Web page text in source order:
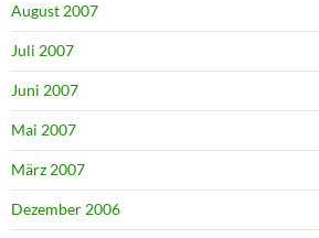
August 2007
Juli 2007
Juni 2007
Mai 2007
März 2007
Dezember 2006